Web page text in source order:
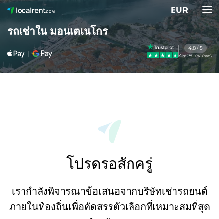
EUR
รถเช่าใน มอนเตเนโกร
4.8 / 5
4509 reviews
โปรดรอสักครู่
เรากำลังพิจารณาข้อเสนอจากบริษัทเช่ารถยนต์
ภายในท้องถิ่นเพื่อคัดสรรตัวเลือกที่เหมาะสมที่สุด